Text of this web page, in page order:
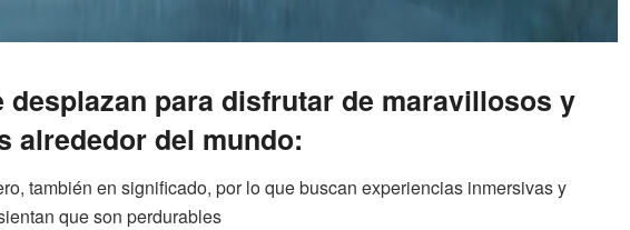
desplazan para disfrutar de maravillosos y
alrededor del mundo:
también en significado, por lo que buscan experiencias inmersivas y
que son perdurables